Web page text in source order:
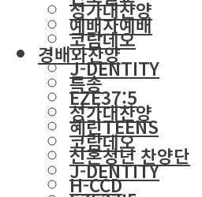
성가대찬양
코람데오
J-DENTITY
EZE37:5
혜린TEENS
신혼청년 찬양단
H-CCD
예배자예배
경배와찬양
특송
성가대찬양
코람데오
J-DENTITY